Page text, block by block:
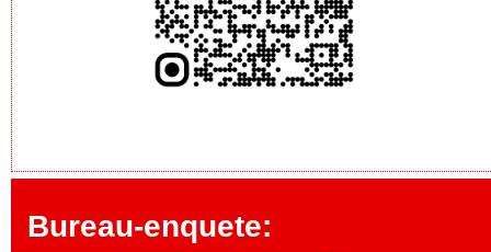
Bureau-enquete: